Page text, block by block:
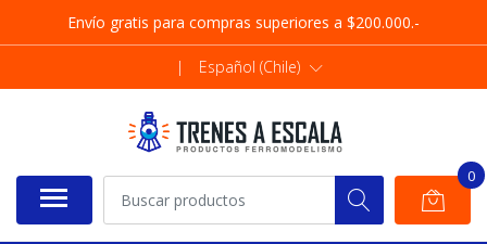
Envío gratis para compras superiores a $200.000.-
| Español (Chile)
0